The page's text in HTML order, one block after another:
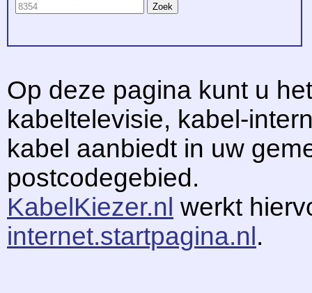
Op deze pagina kunt u
kabeltelevisie, kabel-
kabel aanbiedt in uw
postcodegebied.
KabelKiezer.nl werkt
internet.startpagina.nl.